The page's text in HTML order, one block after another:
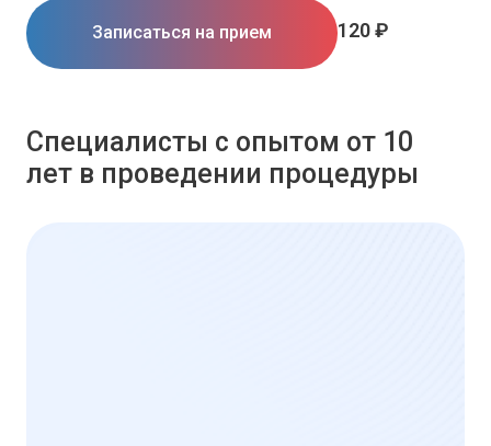
Записаться на прием 120 ₽
Специалисты с опытом от 10
лет в проведении процедуры